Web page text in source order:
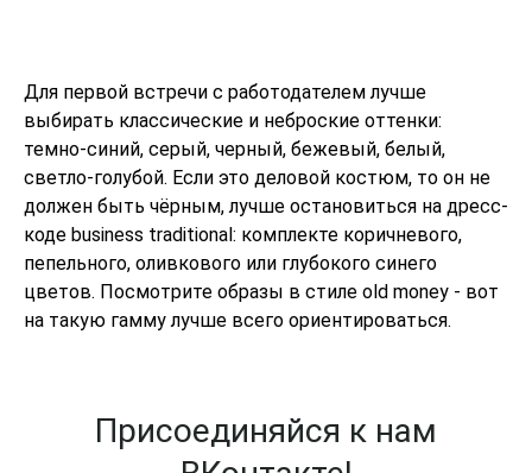
Для первой встречи с работодателем лучше
выбирать классические и неброские оттенки:
темно-синий, серый, черный, бежевый, белый,
светло-голубой. Если это деловой костюм, то он не
должен быть чёрным, лучше остановиться на дресс-
коде business traditional: комплекте коричневого,
пепельного, оливкового или глубокого синего
цветов. Посмотрите образы в стиле old money - вот
на такую гамму лучше всего ориентироваться.
Присоединяйся к нам